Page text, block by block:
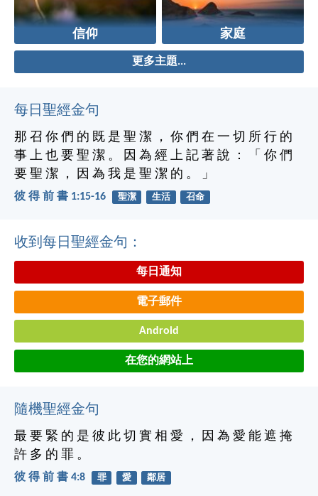
信仰 家庭
更多主題...
每日聖經金句
那 召 你 們 的 既 是 聖 潔 ， 你 們 在 一 切 所 行 的
事 上 也 要 聖 潔 。 因 為 經 上 記 著 說 ： 「 你 們
要 聖 潔 ， 因 為 我 是 聖 潔 的 。 」
彼 得 前 書 1:15-16 聖潔 生活 召命
收到每日聖經金句：
每日通知
電子郵件
Android
在您的網站上
隨機聖經金句
最 要 緊 的 是 彼 此 切 實 相 愛 ， 因 為 愛 能 遮 掩
許 多 的 罪 。
彼 得 前 書 4:8 罪 愛 鄰居